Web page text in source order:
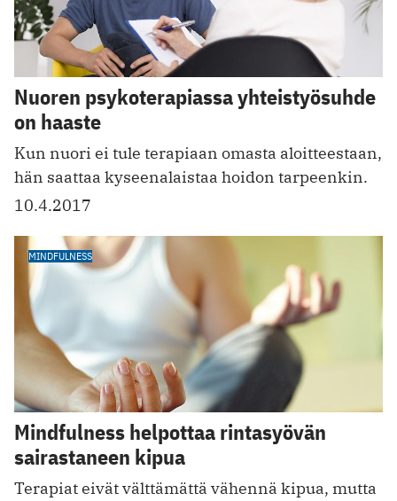
Nuoren psykoterapiassa yhteistyösuhde
on haaste
Kun nuori ei tule terapiaan omasta aloitteestaan,
hän saattaa kyseenalaistaa hoidon tarpeenkin.
10.4.2017
MINDFULNESS
Mindfulness helpottaa rintasyövän
sairastaneen kipua
Terapiat eivät välttämättä vähennä kipua, mutta